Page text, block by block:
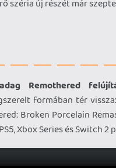
széria új részét már
Remothered
formában tér
Broken Porcelain
Xbox Series és Switch